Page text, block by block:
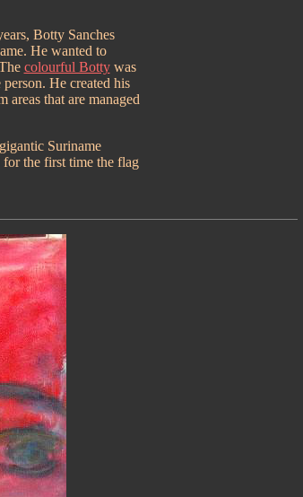
Botty Sanches
He wanted to
colourful Bottywas
He created his
that are managed
Suriname
the first time the flag